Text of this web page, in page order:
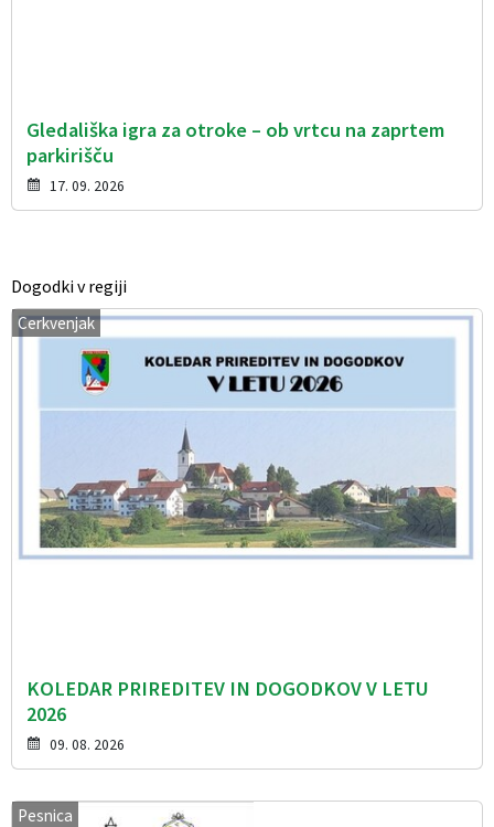
Gledališka igra za otroke – ob vrtcu na zaprtem
parkirišču
17. 09. 2026
Dogodki v regiji
Cerkvenjak
KOLEDAR PRIREDITEV IN DOGODKOV V LETU
2026
09. 08. 2026
Pesnica